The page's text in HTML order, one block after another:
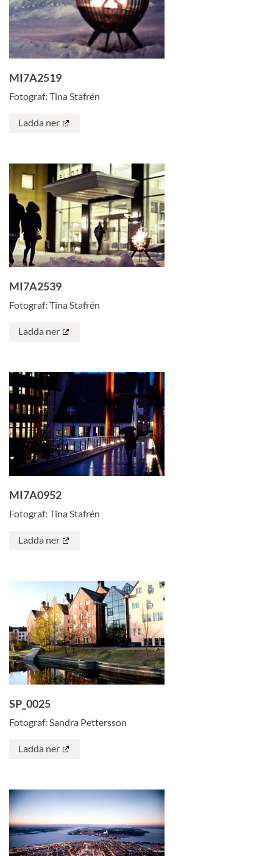
MI7A2519
Fotograf: Tina Stafrén
Ladda ner
MI7A2539
Fotograf: Tina Stafrén
Ladda ner
MI7A0952
Fotograf: Tina Stafrén
Ladda ner
SP_0025
Fotograf: Sandra Pettersson
Ladda ner